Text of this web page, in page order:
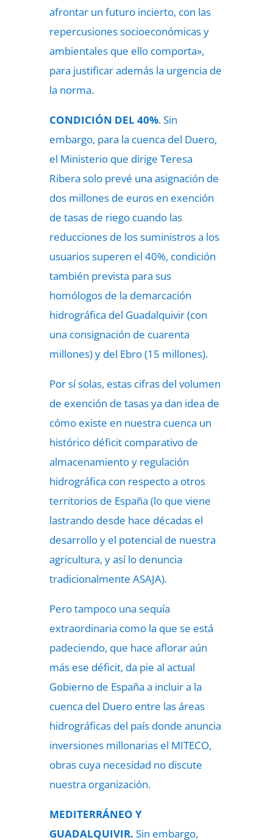
afrontar un futuro incierto, con las
repercusiones socioeconómicas y
ambientales que ello comporta»,
para justificar además la urgencia de
la norma.
CONDICIÓN DEL 40%. Sin
embargo, para la cuenca del Duero,
el Ministerio que dirige Teresa
Ribera solo prevé una asignación de
dos millones de euros en exención
de tasas de riego cuando las
reducciones de los suministros a los
usuarios superen el 40%, condición
también prevista para sus
homólogos de la demarcación
hidrográfica del Guadalquivir (con
una consignación de cuarenta
millones) y del Ebro (15 millones).
Por sí solas, estas cifras del volumen
de exención de tasas ya dan idea de
cómo existe en nuestra cuenca un
histórico déficit comparativo de
almacenamiento y regulación
hidrográfica con respecto a otros
territorios de España (lo que viene
lastrando desde hace décadas el
desarrollo y el potencial de nuestra
agricultura, y así lo denuncia
tradicionalmente ASAJA).
Pero tampoco una sequía
extraordinaria como la que se está
padeciendo, que hace aflorar aún
más ese déficit, da pie al actual
Gobierno de España a incluir a la
cuenca del Duero entre las áreas
hidrográficas del país donde anuncia
inversiones millonarias el MITECO,
obras cuya necesidad no discute
nuestra organización.
MEDITERRÁNEO Y
GUADALQUIVIR. Sin embargo,